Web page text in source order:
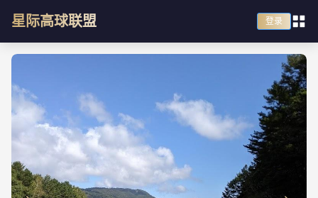
星际高球联盟 登录